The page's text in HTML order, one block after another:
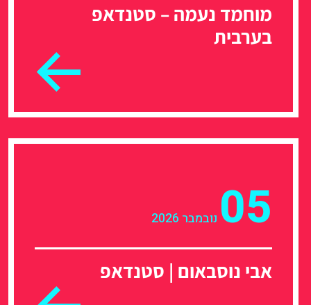
מוחמד נעמה – סטנדאפ
בערבית
05 נובמבר 2026
אבי נוסבאום | סטנדאפ